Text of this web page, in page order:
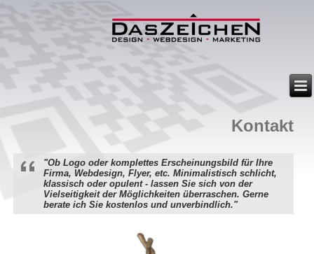
Kontakt
"Ob Logo oder komplettes Erscheinungsbild für Ihre
Firma, Webdesign, Flyer, etc. Minimalistisch schlicht,
klassisch oder opulent - lassen Sie sich von der
Vielseitigkeit der Möglichkeiten überraschen. Gerne
berate ich Sie kostenlos und unverbindlich."